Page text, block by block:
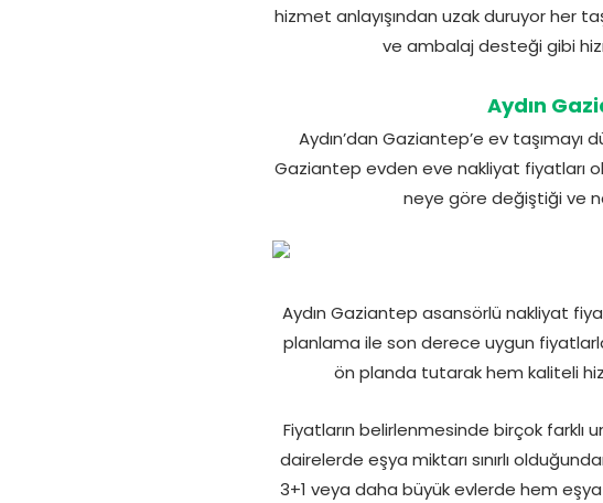
hizmet anlayışından uzak duruyor her
ve ambalaj desteği gibi
Aydın
Aydın’dan Gaziantep’e ev
Gaziantep evden eve nakliyat fiyatları
neye göre değiştiği ve
Aydın Gaziantep asansörlü nakliyat
planlama ile son derece uygun
ön planda tutarak hem kaliteli
Fiyatların belirlenmesinde birçok farklı
dairelerde eşya miktarı sınırlı
3+1 veya daha büyük evlerde hem